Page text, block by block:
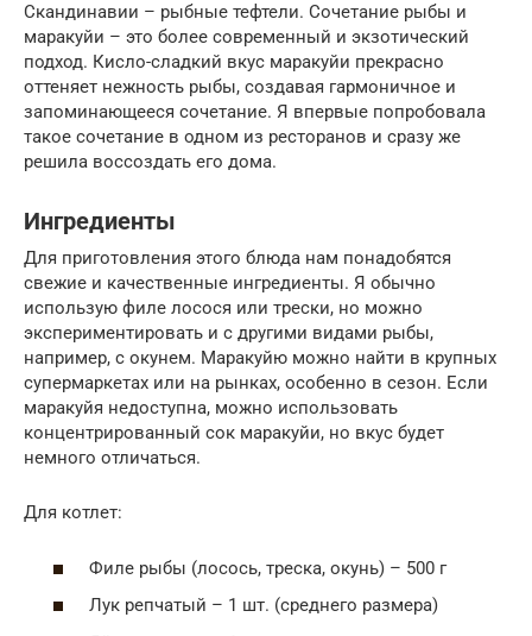
Скандинавии – рыбные тефтели. Сочетание рыбы и
маракуйи – это более современный и экзотический
подход. Кисло-сладкий вкус маракуйи прекрасно
оттеняет нежность рыбы, создавая гармоничное и
запоминающееся сочетание. Я впервые попробовала
такое сочетание в одном из ресторанов и сразу же
решила воссоздать его дома.
Ингредиенты
Для приготовления этого блюда нам понадобятся
свежие и качественные ингредиенты. Я обычно
использую филе лосося или трески, но можно
экспериментировать и с другими видами рыбы,
например, с окунем. Маракуйю можно найти в крупных
супермаркетах или на рынках, особенно в сезон. Если
маракуйя недоступна, можно использовать
концентрированный сок маракуйи, но вкус будет
немного отличаться.
Для котлет:
Филе рыбы (лосось, треска, окунь) – 500 г
Лук репчатый – 1 шт. (среднего размера)